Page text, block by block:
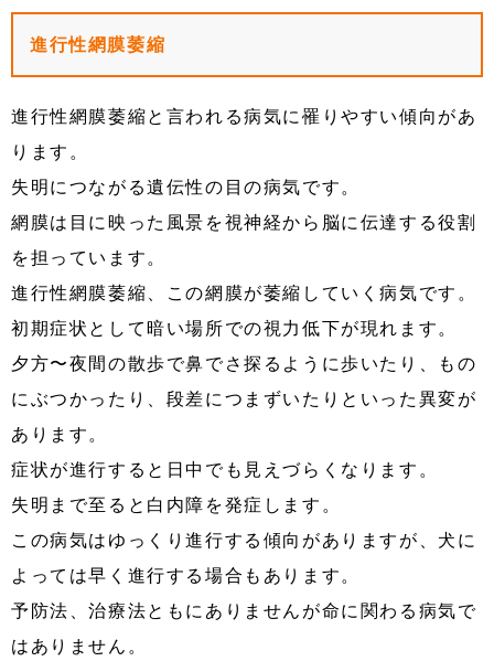
進行性網膜萎縮
進行性網膜萎縮と言われる病気に罹りやすい傾向があ
ります。
失明につながる遺伝性の目の病気です。
網膜は目に映った風景を視神経から脳に伝達する役割
を担っています。
進行性網膜萎縮、この網膜が萎縮していく病気です。
初期症状として暗い場所での視力低下が現れます。
夕方〜夜間の散歩で鼻でさ探るように歩いたり、もの
にぶつかったり、段差につまずいたりといった異変が
あります。
症状が進行すると日中でも見えづらくなります。
失明まで至ると白内障を発症します。
この病気はゆっくり進行する傾向がありますが、犬に
よっては早く進行する場合もあります。
予防法、治療法ともにありませんが命に関わる病気で
はありません。